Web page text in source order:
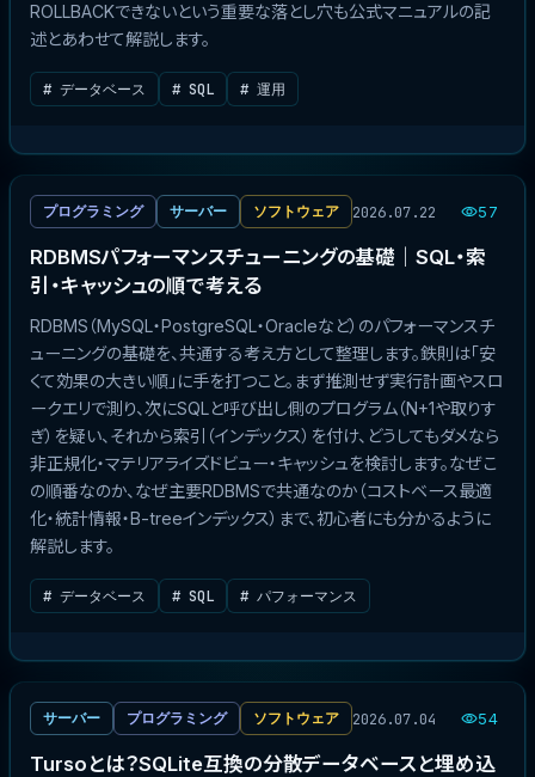
ROLLBACKできないという重要な落とし穴も公式マニュアルの記
述とあわせて解説します。
# データベース # SQL # 運用
プログラミング サーバー ソフトウェア 2026.07.22 57
RDBMSパフォーマンスチューニングの基礎｜SQL・索
引・キャッシュの順で考える
RDBMS（MySQL・PostgreSQL・Oracleなど）のパフォーマンスチ
ューニングの基礎を、共通する考え方として整理します。鉄則は「安
くて効果の大きい順」に手を打つこと。まず推測せず実行計画やスロ
ークエリで測り、次にSQLと呼び出し側のプログラム（N+1や取りす
ぎ）を疑い、それから索引（インデックス）を付け、どうしてもダメなら
非正規化・マテリアライズドビュー・キャッシュを検討します。なぜこ
の順番なのか、なぜ主要RDBMSで共通なのか（コストベース最適
化・統計情報・B-treeインデックス）まで、初心者にも分かるように
解説します。
# データベース # SQL # パフォーマンス
サーバー プログラミング ソフトウェア 2026.07.04 54
Tursoとは？SQLite互換の分散データベースと埋め込